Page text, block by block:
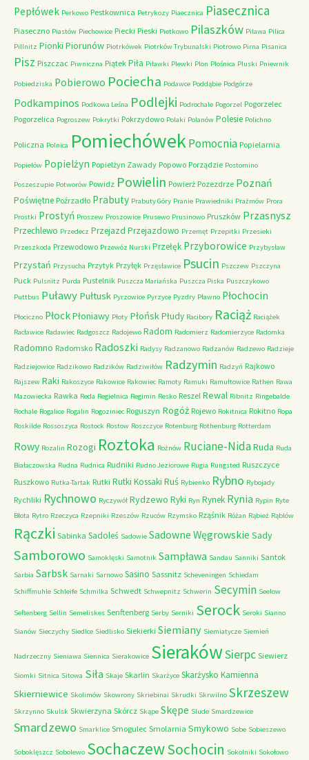
Pepłówek Perkowo Pestkownica Petrykozy Piaecznica Piasecznica
Piaseczno Piastów Piechowice Piecki Pieski Pietkowo Pilaszków Pilawa Pilica
Pillnitz Pionki Piorunów Piotrkówek Piotrków Trybunalski Piotrowo Pirna Pisanica
Pisz Piszczac Piwniczna Piątek Piła Piławki Plewki Plon Plośnica Pluski Pniewnik
Pobiedziska Pobierowo Pociecha Podawce Poddąbie Podgórze
Podkampinos Podkowa Leśna Podlejki Podrochale Pogorzel Pogorzelec
Pogorzelica Pogroszew Pokrytki Pokrzydowo Polaki Polanów Polesie Polichno
Policzna Polnica PomiechówekPomocnia Popielarnia
Popielów Popielżyn Popielżyn Zawady Popowo Porządzie Postomino
Poszeszupie Potworów Powidz Powielin Powierż Pozezdrze Poznań
Poświętne Poźrzadło Prabuty Prabuty Góry Pranie Prawiedniki Prażmów Prora
Prostki Prostyń Proszew Proszowice Prusewo Prusinowo Pruszków Przasnysz
Przechlewo Przedecz Przejazd Przejazdowo Przemęt Przepitki Przesieki
Przeszkoda Przewodowo Przewóz Nurski Przełęk Przyborowice Przybysław
Przystań Przysucha Przytyk Przyłęk Przęsławice Psucin Pszczew Pszczyna
Puck Pulsnitz Purda Pustelnik Puszcza Mariańska Puszcza Piska Puszczykowo
Puttbus Puławy Pułtusk Pyrzowice Pyrzyce Pyzdry Pławno Płochocin
Płociczno PłockPłoniawy Płoty PłońskPłudy Racibory Raciąż Raciążek
Racławice Radawiec Radgoszcz Radojewo Radom Radomierz Radomierzyce Radomka
Radomno Radomsko Radoszki Radysy Radzanowo Radzanów Radzewo Radzieje
Radziejowice Radzikowo Radzików Radziwiłów Radzymin Radzyń Rajkowo
Rajszew Raki Rakoszyce Rakowice Rakowiec Ramoty Ramuki Ramułtowice Rathen Rawa
Mazowiecka Rawka Reda Regielnica Regimin Resko Reszel Rewal Ribnitz Ringebalde
Rochale Rogalice Rogalin Rogoziniec Roguszyn Rogóż Rojewo Rokitnica Rokitno Ropa
Roskilde Rossoszyca Rostock Rostow Roszczyce Rotenburg Rothenburg Rotterdam
Rowy Rozalin Rozogi Roztoka Rożnów Ruciane-NidaRuda Ruda
Białaczowska Rudna Rudnica Rudniki Rudno Jeziorowe Rugia Rungsted Ruszczyce
Ruszkowo Rutka-Tartak Rutki Rutki Kossaki Ruś Rybienko Rybno Rybojady
Rychliki Rychnowo Ryczywół Rydzewo Ryki Ryn Rynek Rynia Rypin Ryte
Błota Rytro Rzeczyca Rzepniki Rzeszów Rzuców Rzymsko Rząśnik Różan Rąbież Rąblów
Rączki Sabinka Sadoleś Sadowie Sadowne Węgrowskie Sady
Samborowo Samoklęski Samotnik Sampława Sandau Sanniki Santok
Sarbia Sarbsk Sarnaki Sarnowo Sasino Sassnitz Scheveningen Schiedam
Schiffmuhle Schleife Schmilka Schwedt Schwepnitz Schwerin Secymin Seelow
Seftenberg Sellin Semeliskes Senftenberg Serby Serniki Serock Seroki Sianno
Sianów Sieczychy Siedlce Siedlisko Siekierki Siemiany Siemiatycze Siemień
Nadrzeczny Sieniawa Siennica Sierakowice SierakówSierpc Siewierz
Siomki Sitnica Sitowa Siła Skaje Skarlin Skarżyce Skarżysko Kamienna
Skierniewice Skolimów Skowrony Skriebinai Skrudki Skrwilno Skrzeszew
Skrzynno Skulsk Skwierzyna Skórcz Skąpe Skępe Slude Smardzewice
Smardzewo Smarklice Smogulec Smolarnia Smykowo Sobe Sobieszewo
Soboklęszcz Sobolewo SochaczewSochocin Sokolniki Sokołowo